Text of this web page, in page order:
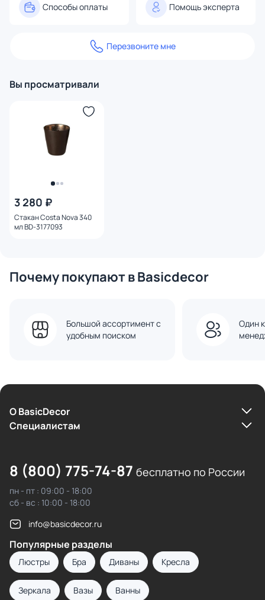
Способы оплаты Помощь эксперта
Перезвоните мне
Вы просматривали
3 280 ₽
Стакан Costa Nova 340
мл BD-3177093
Почему покупают в Basicdecor
Большой ассортимент с
удобным поиском
Один
О BasicDecor
Cпециалистам
8 (800) 775-74-87 бесплатно по России
пн - пт : 09:00 - 18:00
сб - вс : 10:00 - 18:00
info@basicdecor.ru
Популярные разделы
Люстры Бра Диваны Кресла
Зеркала Вазы Ванны